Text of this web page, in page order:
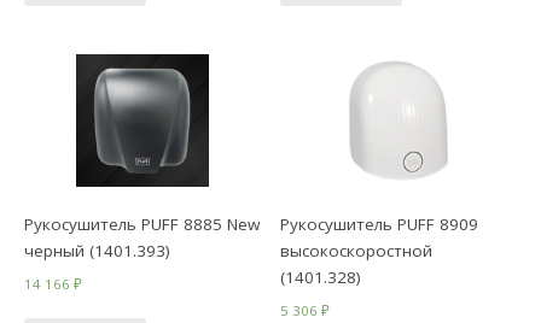
Рукосушитель PUFF 8885 New
черный (1401.393)
14 166₽
Рукосушитель PUFF 8909
высокоскоростной
(1401.328)
5 306₽